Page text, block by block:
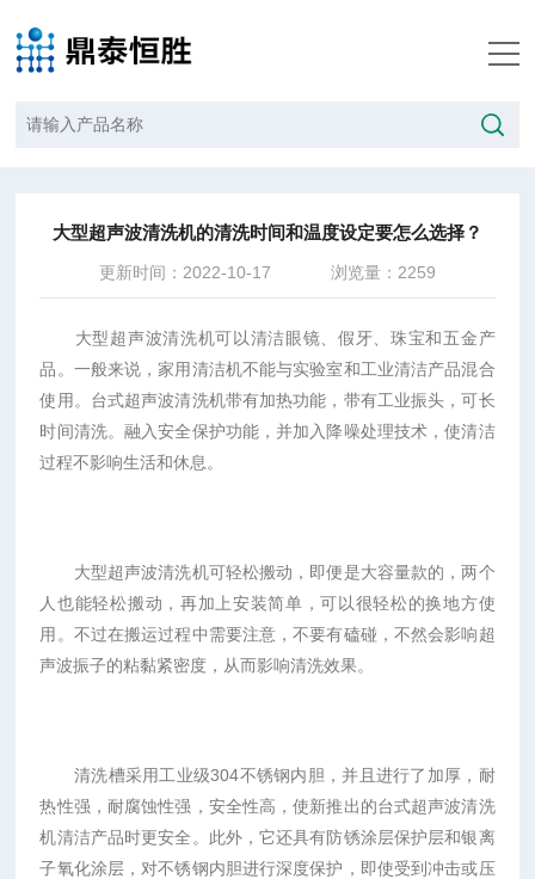
大型超声波清洗机的清洗时间和温度设定要怎么选择？
更新时间：2022-10-17 浏览量：2259
大型超声波清洗机可以清洁眼镜、假牙、珠宝和五金产
品。一般来说，家用清洁机不能与实验室和工业清洁产品混合
使用。台式超声波清洗机带有加热功能，带有工业振头，可长
时间清洗。融入安全保护功能，并加入降噪处理技术，使清洁
过程不影响生活和休息。
大型超声波清洗机可轻松搬动，即便是大容量款的，两个
人也能轻松搬动，再加上安装简单，可以很轻松的换地方使
用。不过在搬运过程中需要注意，不要有磕碰，不然会影响超
声波振子的粘黏紧密度，从而影响清洗效果。
清洗槽采用工业级304不锈钢内胆，并且进行了加厚，耐
热性强，耐腐蚀性强，安全性高，使新推出的台式超声波清洗
机清洁产品时更安全。此外，它还具有防锈涂层保护层和银离
子氧化涂层，对不锈钢内胆进行深度保护，即使受到冲击或压